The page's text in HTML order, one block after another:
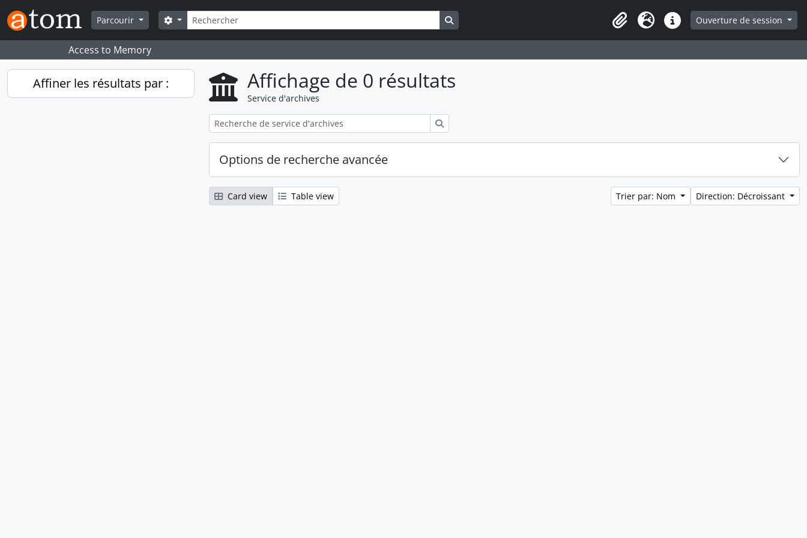
Skip to main content
Parcourir
Rechercher
Search options
Presse-papier
LangueLiens rapidesOuverture de session
Access to Memory
Affiner les résultats par : Affichage de 0 résultats
Service d'archives
Options de recherche avancée
Card view Table view Trier par: Nom Direction: Décroissant